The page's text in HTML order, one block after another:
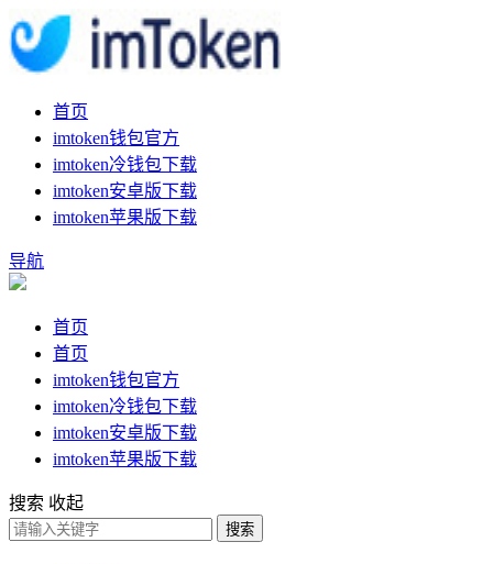
首页
imtoken钱包官方
imtoken冷钱包下载
imtoken安卓版下载
imtoken苹果版下载
导航
首页
首页
imtoken钱包官方
imtoken冷钱包下载
imtoken安卓版下载
imtoken苹果版下载
搜索 收起
搜索